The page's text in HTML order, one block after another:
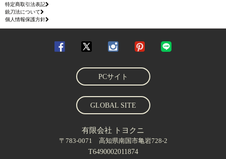
特定商取引法表記
銃刀法について
個人情報保護方針
PCサイト
GLOBAL SITE
有限会社 トヨクニ
〒783-0071 高知県南国市亀岩728-2
T6490002011874